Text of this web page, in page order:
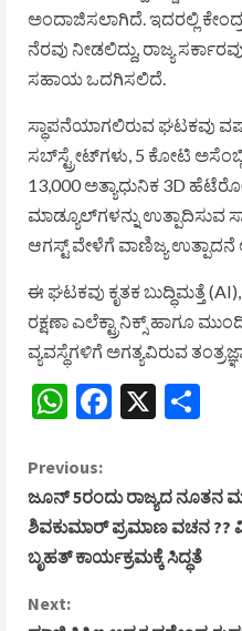
ಅಂದಾಜಿಸಲಾಗಿದೆ. ಇದರಲ್ಲಿ
ನೆರವು ನೀಡಲಿದ್ದು, ರಾಜ್ಯ
ಸಹಾಯ ಒದಗಿಸಲಿದೆ.
ಸ್ಥಾಪನೆಯಾಗಲಿರುವ ಘಟಕವು
ಸಬ್‌ಸ್ಟ್ರೇಟ್‌ಗಳು, 5 ಕೋಟಿ
13,000 ಅತ್ಯಾಧುನಿಕ 3D
ಮಾಡ್ಯೂಲ್‌ಗಳನ್ನು ಉತ್ಪಾದಿಸುವ
ಆಗಸ್ಟ್ ವೇಳೆಗೆ ವಾಣಿಜ್ಯ
ಈ ಘಟಕವು ಕೃತಕ ಬುದ್ಧಿಮತ್ತೆ
ರಕ್ಷಣಾ ಎಲೆಕ್ಟ್ರಾನಿಕ್ಸ್ ಹಾಗೂ
ವ್ಯವಸ್ಥೆಗಳಿಗೆ ಅಗತ್ಯವಿರುವ
WhatsApp
Facebook
X
C
o
n
t
Previous:
ಜೂನ್ 5ರಂದು ರಾಜ್ಯದ ನೂತನ
ಶಿವಕುಮಾರ್ ಪ್ರಮಾಣ ವಚನ
ಬೃಹತ್ ಕಾರ್ಯಕ್ರಮಕ್ಕೆ ಸಿದ್ಧತೆ
Next: